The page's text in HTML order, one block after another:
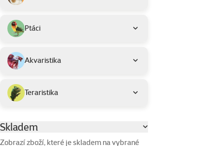
Ptáci
Akvaristika
Teraristika
Parametrický filtr
Skladem
Zobrazí zboží, které je skladem na vybrané